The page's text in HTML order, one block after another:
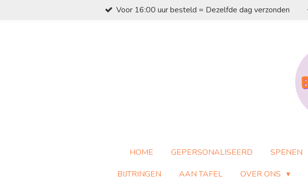
Voor 16:00 uur besteld = Dezelfde dag verzonden
HOME GEPERSONALISEERD SPENEN
BIJTRINGEN
AAN TAFEL OVER ONS